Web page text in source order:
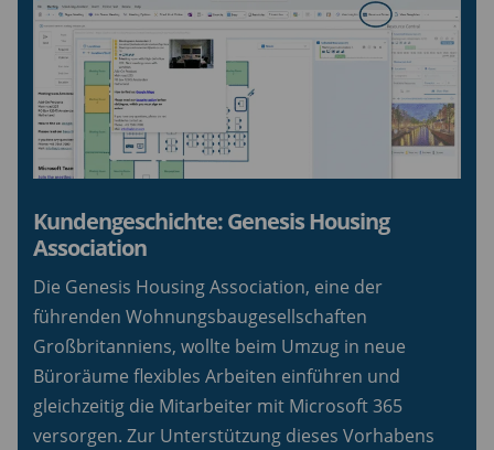
Kundengeschichte: Genesis Housing
Association
Die Genesis Housing Association, eine der
führenden Wohnungsbaugesellschaften
Großbritanniens, wollte beim Umzug in neue
Büroräume flexibles Arbeiten einführen und
gleichzeitig die Mitarbeiter mit Microsoft 365
versorgen. Zur Unterstützung dieses Vorhabens